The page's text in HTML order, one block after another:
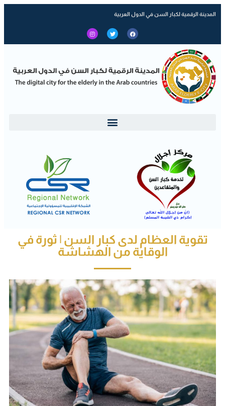
المدينة الرقمية لكبار السن في الدول العربية
تقوية العظام لدى كبار السن | ثورة في
الوقاية من الهشاشة